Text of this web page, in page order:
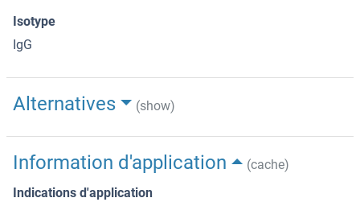
Isotype
IgG
Alternatives (show)
Information d'application
(cache)
Indications d'application